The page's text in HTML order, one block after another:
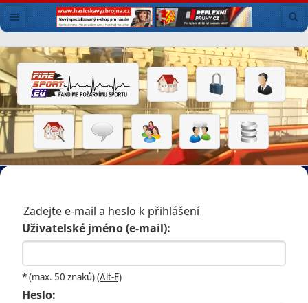
Zadejte e-mail a heslo k přihlášení
Uživatelské jméno (e-mail):
* (max. 50 znaků)(Alt-E)
Heslo: